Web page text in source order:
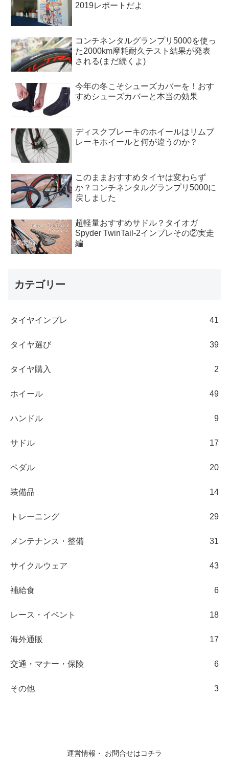
2019レポートだよ
コンチネンタルグランプリ5000を使っ
た2000km摩耗耐久テスト結果が発表
される(まだ続くよ)
今年の冬こそシューズカバーを！おす
すめシューズカバーと本当の効果
ディスクブレーキのホイールはリムブ
レーキホイールと何が違うのか？
このままおすすめタイヤは変わらず
か？コンチネンタルグランプリ5000に
戻しました
超軽量おすすめサドル？タイオガ
Spyder TwinTail-2インプレその②実走
編
カテゴリー
タイヤインプレ 41
タイヤ選び 39
タイヤ購入 2
ホイール 49
ハンドル 9
サドル 17
ペダル 20
装備品 14
トレーニング 29
メンテナンス・整備 31
サイクルウェア 43
補給食 6
レース・イベント 18
海外通販 17
交通・マナー・保険 6
その他 3
運営情報・ お問合せはコチラ